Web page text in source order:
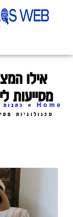
אילו
מסייעות
Home
» כתבות
טכנולוגיות